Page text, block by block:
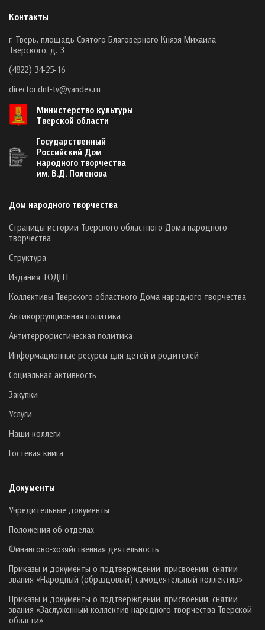
Контакты
г. Тверь, площадь Святого Благоверного Князя Михаила
Тверского, д. 3
(4822) 34-25-16
director.dnt-tv@yandex.ru
Министерство культуры
Тверской области
Государственный
Российский Дом
народного творчества
им. В.Д. Поленова
Дом народного творчества
Страницы истории Тверского областного Дома народного
творчества
Структура
Издания ТОДНТ
Коллективы Тверского областного Дома народного творчества
Антикоррупционная политика
Антитеррористическая политика
Информационные ресурсы для детей и родителей
Социальная активность
Закупки
Услуги
Наши коллеги
Гостевая книга
Документы
Учредительные документы
Положения об отделах
Финансово-хозяйственная деятельность
Приказы и документы о подтверждении, присвоении, снятии
звания «Народный (образцовый) самодеятельный коллектив»
Приказы и документы о подтверждении, присвоении, снятии
звания «Заслуженный коллектив народного творчества Тверской
области»